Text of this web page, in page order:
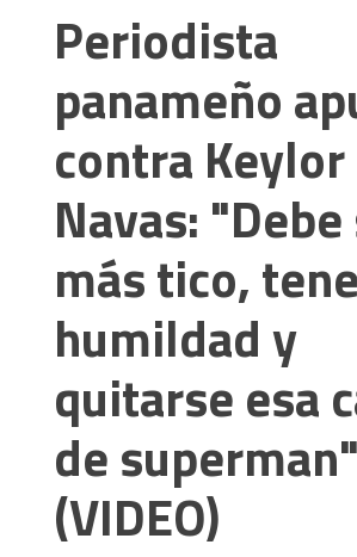
Periodista
panameño
contra Keylor
Navas:
más tico,
humildad y
quitarse esa
de superman"
(VIDEO)